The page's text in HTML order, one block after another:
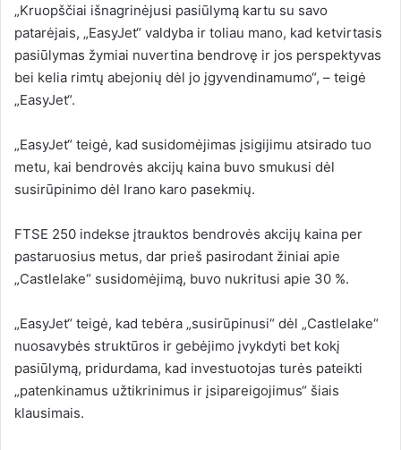
„Kruopščiai išnagrinėjusi pasiūlymą kartu su savo
patarėjais, „EasyJet“ valdyba ir toliau mano, kad ketvirtasis
pasiūlymas žymiai nuvertina bendrovę ir jos perspektyvas
bei kelia rimtų abejonių dėl jo įgyvendinamumo“, – teigė
„EasyJet“.
„EasyJet“ teigė, kad susidomėjimas įsigijimu atsirado tuo
metu, kai bendrovės akcijų kaina buvo smukusi dėl
susirūpinimo dėl Irano karo pasekmių.
FTSE 250 indekse įtrauktos bendrovės akcijų kaina per
pastaruosius metus, dar prieš pasirodant žiniai apie
„Castlelake“ susidomėjimą, buvo nukritusi apie 30 %.
„EasyJet“ teigė, kad tebėra „susirūpinusi“ dėl „Castlelake“
nuosavybės struktūros ir gebėjimo įvykdyti bet kokį
pasiūlymą, pridurdama, kad investuotojas turės pateikti
„patenkinamus užtikrinimus ir įsipareigojimus“ šiais
klausimais.